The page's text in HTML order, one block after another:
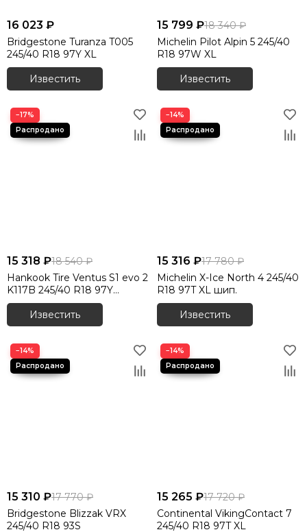
16 023 ₽
Bridgestone Turanza T005
245/40 R18 97Y XL
Известить
15 799 ₽18 340 ₽
Michelin Pilot Alpin 5 245/40
R18 97W XL
Известить
−17%
15 318 ₽18 540 ₽
Hankook Tire Ventus S1 evo 2
K117B 245/40 R18 97Y
RunFlat
Известить
−14%
15 316 ₽17 780 ₽
Michelin X-Ice North 4 245/40
R18 97T XL шип.
Известить
−14%
15 310 ₽17 770 ₽
Bridgestone Blizzak VRX
245/40 R18 93S
−14%
15 265 ₽17 720 ₽
Continental VikingContact 7
245/40 R18 97T XL